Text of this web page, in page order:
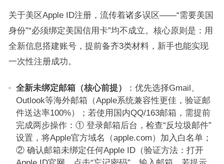
关于美区Apple ID注册，流传着诸多误区——“需要美国
身份”“必须绑定美国信用卡”均不成立。核心原则是：用
全新信息搭建账号，提前备齐3类材料，新手也能实现
一次性注册成功。
全新未绑定邮箱（核心前提）
：优先选择Gmail、
Outlook等海外邮箱（Apple系统兼容性更佳，验证邮
件送达率100%）；若使用国内QQ/163邮箱，需提前
完成两步操作：① 登录邮箱后台，检查“反垃圾邮件”
设置，将Apple官方域名（apple.com）加入白名单；
② 确认邮箱未绑定任何Apple ID（验证方法：打开